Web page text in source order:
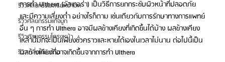
รีวิวศัลยกรรมเสริมหน้าอก
รีวิวศัลยกรรมแก้จมูก
รีวิวศัลยกรรมโครงหน้า
รีวิวเกลี่ยไขมันใต้ตา
การทำ Ulthera (อัลเทอร่า) เป็นวิธีการยกกระชับผิวหน้าที่ปลอดภัย
และมีความเสี่ยงต่ำ อย่างไรก็ตาม เช่นเดียวกับการรักษาทางการแพทย์
อื่น ๆ การทำ Ulthera อาจมีผลข้างเคียงที่เกิดขึ้นได้บ้าง ผลข้างเคียง
เหล่านี้มักจะเป็นเพียงชั่วคราวและหายได้เองในเวลาไม่นาน ต่อไปนี้เป็น
ผลข้างเคียงที่อาจเกิดขึ้นจากการทำ Ulthera